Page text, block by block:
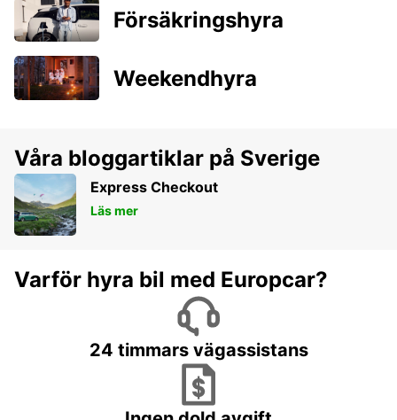
Försäkringshyra
Weekendhyra
Våra bloggartiklar på Sverige
Express Checkout
Läs mer
Varför hyra bil med Europcar?
24 timmars vägassistans